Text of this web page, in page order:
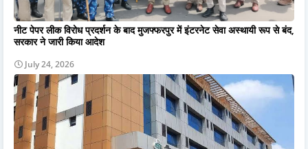
नीट पेपर लीक विरोध प्रदर्शन के बाद मुजफ्फरपुर में इंटरनेट सेवा अस्थायी रूप से बंद,
सरकार ने जारी किया आदेश
July 24, 2026